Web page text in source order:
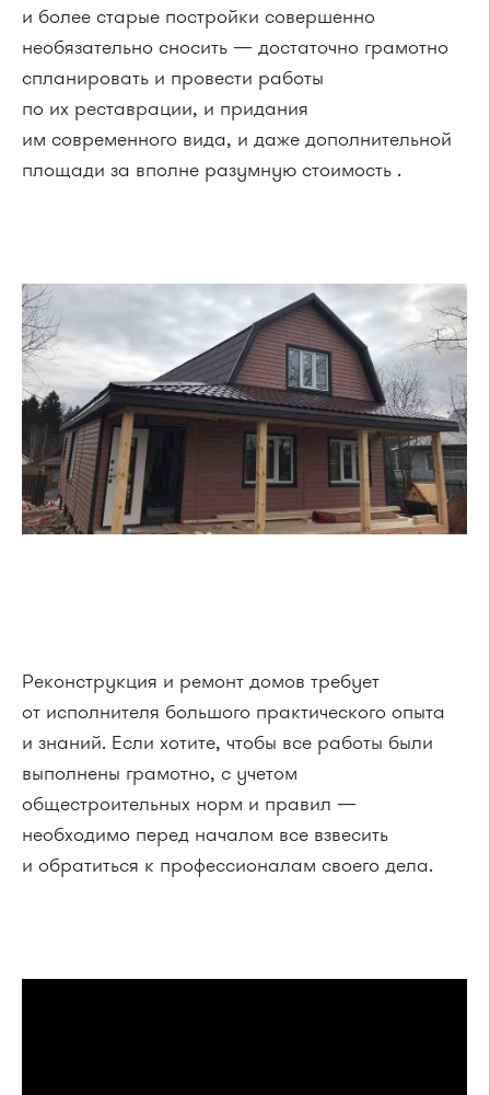
и более старые постройки совершенно
необязательно сносить — достаточно грамотно
спланировать и провести работы
по их реставрации, и придания
им современного вида, и даже дополнительной
площади за вполне разумную стоимость .
Реконструкция и ремонт домов требует
от исполнителя большого практического опыта
и знаний. Если хотите, чтобы все работы были
выполнены грамотно, с учетом
общестроительных норм и правил —
необходимо перед началом все взвесить
и обратиться к профессионалам своего дела.